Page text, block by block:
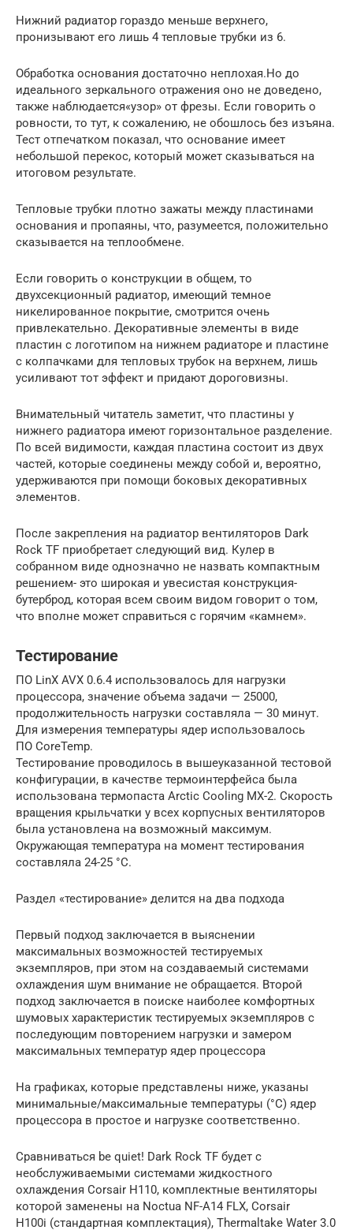
Нижний радиатор гораздо меньше верхнего,
пронизывают его лишь 4 тепловые трубки из 6.
Обработка основания достаточно неплохая.Но до
идеального зеркального отражения оно не доведено,
также наблюдается«узор» от фрезы. Если говорить о
ровности, то тут, к сожалению, не обошлось без изъяна.
Тест отпечатком показал, что основание имеет
небольшой перекос, который может сказываться на
итоговом результате.
Тепловые трубки плотно зажаты между пластинами
основания и пропаяны, что, разумеется, положительно
сказывается на теплообмене.
Если говорить о конструкции в общем, то
двухсекционный радиатор, имеющий темное
никелированное покрытие, смотрится очень
привлекательно. Декоративные элементы в виде
пластин с логотипом на нижнем радиаторе и пластине
с колпачками для тепловых трубок на верхнем, лишь
усиливают тот эффект и придают дороговизны.
Внимательный читатель заметит, что пластины у
нижнего радиатора имеют горизонтальное разделение.
По всей видимости, каждая пластина состоит из двух
частей, которые соединены между собой и, вероятно,
удерживаются при помощи боковых декоративных
элементов.
После закрепления на радиатор вентиляторов Dark
Rock TF приобретает следующий вид. Кулер в
собранном виде однозначно не назвать компактным
решением- это широкая и увесистая конструкция-
бутерброд, которая всем своим видом говорит о том,
что вполне может справиться с горячим «камнем».
Тестирование
ПО LinX AVX 0.6.4 использовалось для нагрузки
процессора, значение объема задачи — 25000,
продолжительность нагрузки составляла — 30 минут.
Для измерения температуры ядер использовалось
ПО CoreTemp.
Тестирование проводилось в вышеуказанной тестовой
конфигурации, в качестве термоинтерфейса была
использована термопаста Arctic Cooling MX-2. Скорость
вращения крыльчатки у всех корпусных вентиляторов
была установлена на возможный максимум.
Окружающая температура на момент тестирования
составляла 24-25 °C.
Раздел «тестирование» делится на два подхода
Первый подход заключается в выяснении
максимальных возможностей тестируемых
экземпляров, при этом на создаваемый системами
охлаждения шум внимание не обращается. Второй
подход заключается в поиске наиболее комфортных
шумовых характеристик тестируемых экземпляров с
последующим повторением нагрузки и замером
максимальных температур ядер процессора
На графиках, которые представлены ниже, указаны
минимальные/максимальные температуры (°C) ядер
процессора в простое и нагрузке соответственно.
Сравниваться be quiet! Dark Rock TF будет с
необслуживаемыми системами жидкостного
охлаждения Corsair H110, комплектные вентиляторы
которой заменены на Noctua NF-A14 FLX, Corsair
H100i (стандартная комплектация), Thermaltake Water 3.0